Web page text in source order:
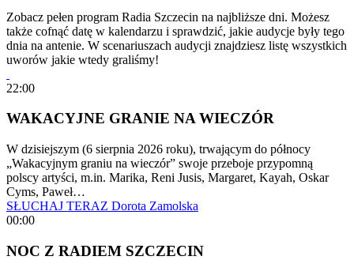
Zobacz pełen program Radia Szczecin na najbliższe dni. Możesz
także cofnąć datę w kalendarzu i sprawdzić, jakie audycje były tego
dnia na antenie. W scenariuszach audycji znajdziesz listę wszystkich
uworów jakie wtedy graliśmy!
22:00
WAKACYJNE GRANIE NA WIECZÓR
W dzisiejszym (6 sierpnia 2026 roku), trwającym do północy
„Wakacyjnym graniu na wieczór” swoje przeboje przypomną
polscy artyści, m.in. Marika, Reni Jusis, Margaret, Kayah, Oskar
Cyms, Paweł…
SŁUCHAJ TERAZ Dorota Zamolska
00:00
NOC Z RADIEM SZCZECIN